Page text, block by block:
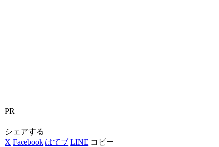
PR
シェアする
X Facebook はてブ LINE コピー